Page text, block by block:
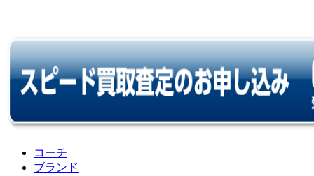
コーチ
ブランド